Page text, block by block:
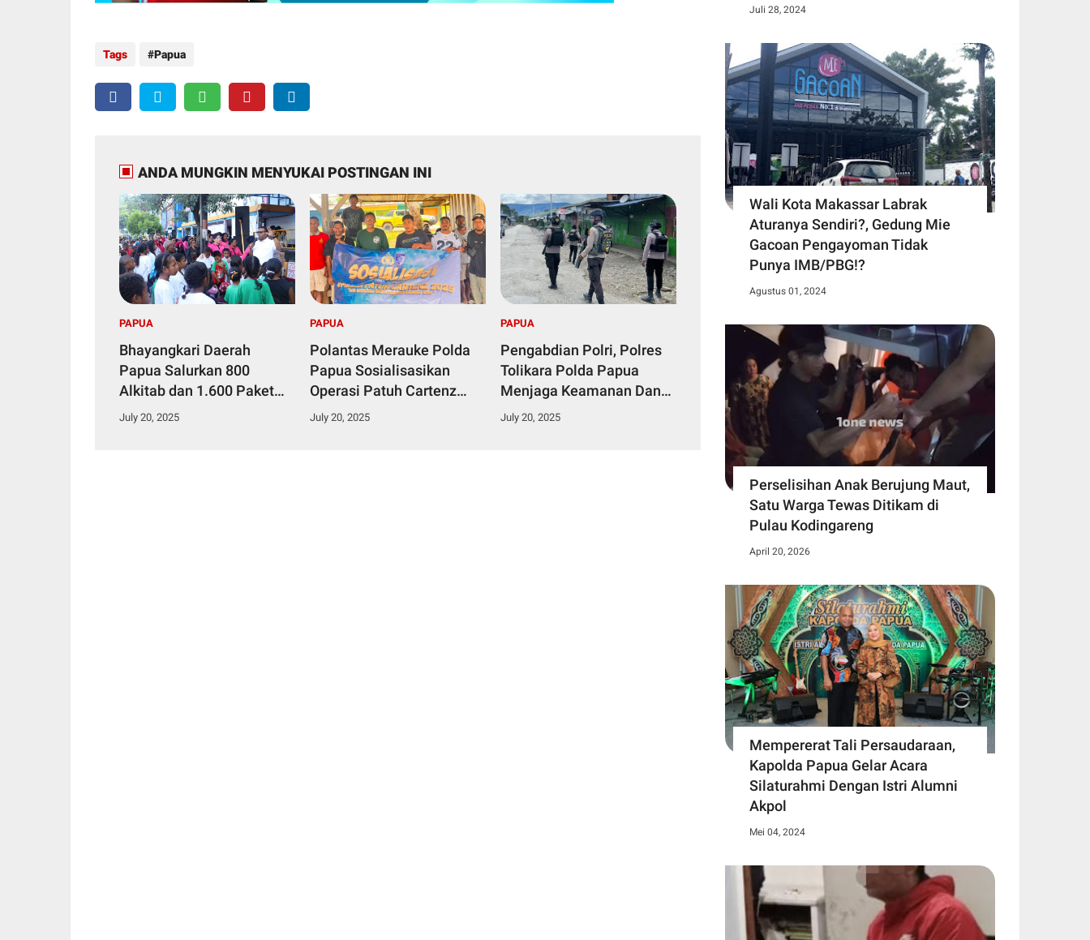
Tags Papua
ANDA MUNGKIN MENYUKAI POSTINGAN INI
PAPUA
Bhayangkari Daerah
Papua Salurkan 800
Alkitab dan 1.600 Paket
Makanan Bergizi dalam
July 20, 2025
PAPUA
Polantas Merauke Polda
Papua Sosialisasikan
Operasi Patuh Cartenz
2025, Keselamatan
July 20, 2025
PAPUA
Pengabdian Polri, Polres
Tolikara Polda Papua
Menjaga Keamanan Dan
Kenyamanan Masyarakat
July 20, 2025
Juli 28, 2024
Wali Kota Makassar Labrak
Aturanya Sendiri?, Gedung Mie
Gacoan Pengayoman Tidak
Punya IMB/PBG!?
Agustus 01, 2024
Perselisihan Anak Berujung Maut,
Satu Warga Tewas Ditikam di
Pulau Kodingareng
April 20, 2026
Mempererat Tali Persaudaraan,
Kapolda Papua Gelar Acara
Silaturahmi Dengan Istri Alumni
Akpol
Mei 04, 2024